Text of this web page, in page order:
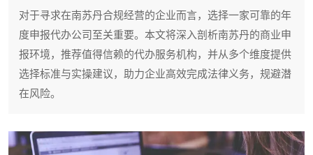
对于寻求在南苏丹合规经营的企业而言，选择一家可靠的年
度申报代办公司至关重要。本文将深入剖析南苏丹的商业申
报环境，推荐值得信赖的代办服务机构，并从多个维度提供
选择标准与实操建议，助力企业高效完成法律义务，规避潜
在风险。